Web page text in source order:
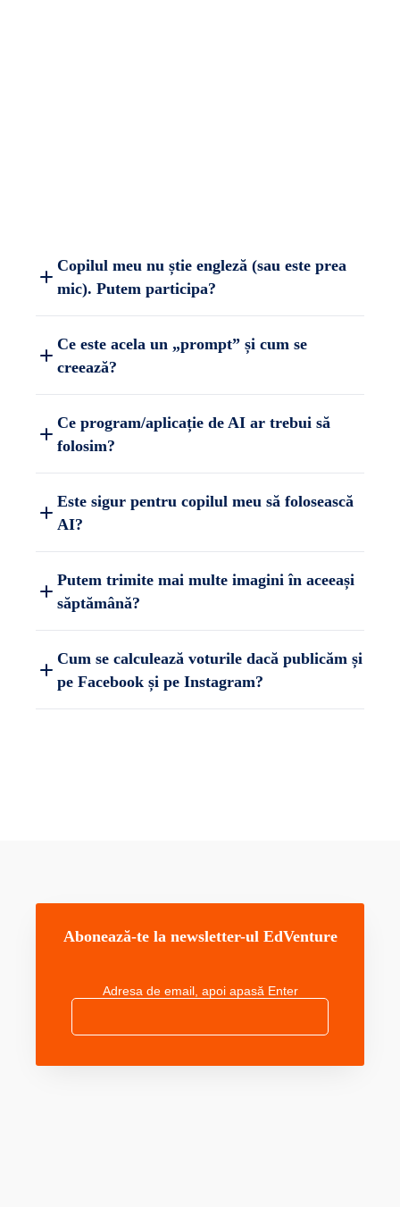
Copilul meu nu știe engleză (sau este prea
mic). Putem participa?
Ce este acela un „prompt” și cum se
creează?
Ce program/aplicație de AI ar trebui să
folosim?
Este sigur pentru copilul meu să folosească
AI?
Putem trimite mai multe imagini în aceeași
săptămână?
Cum se calculează voturile dacă publicăm și
pe Facebook și pe Instagram?
Abonează-te la newsletter-ul EdVenture
Adresa de email, apoi apasă Enter